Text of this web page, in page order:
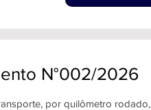
N°002/2026
por quilômetro rodado,